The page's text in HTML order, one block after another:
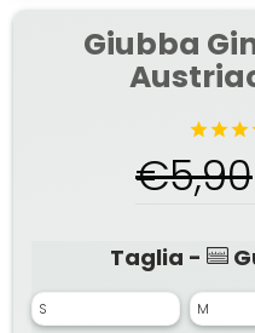
Giubba
€5,90
Taglia -
S M